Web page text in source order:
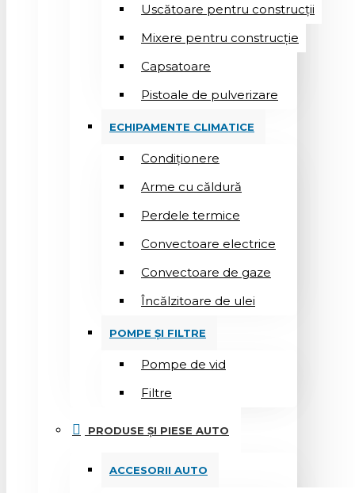
Uscătoare pentru construcții
Mixere pentru construcție
Capsatoare
Pistoale de pulverizare
ECHIPAMENTE CLIMATICE
Condiționere
Arme cu căldură
Perdele termice
Convectoare electrice
Convectoare de gaze
Încălzitoare de ulei
POMPE ȘI FILTRE
Pompe de vid
Filtre
PRODUSE ȘI PIESE AUTO
ACCESORII AUTO